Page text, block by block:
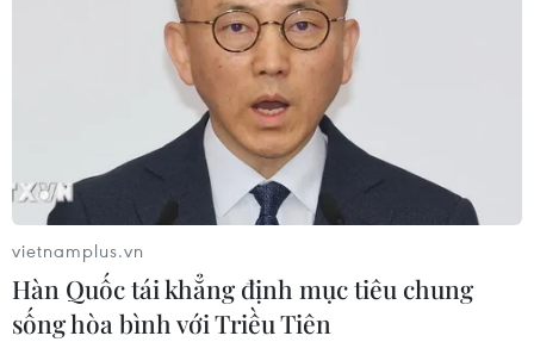
vietnamplus.vn
Hàn Quốc tái khẳng định mục tiêu chung
sống hòa bình với Triều Tiên